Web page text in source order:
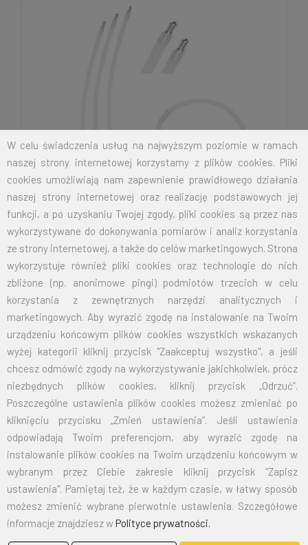
W celu świadczenia usług na najwyższym poziomie w ramach
naszej strony internetowej korzystamy z plików cookies. Pliki
cookies umożliwiają nam zapewnienie prawidłowego działania
naszej strony internetowej oraz realizację podstawowych jej
funkcji, a po uzyskaniu Twojej zgody, pliki cookies są przez nas
wykorzystywane do dokonywania pomiarów i analiz korzystania
ze strony internetowej, a także do celów marketingowych. Strona
wykorzystuje również pliki cookies oraz technologie do nich
zbliżone (np. anonimowe pingi) podmiotów trzecich w celu
korzystania z zewnętrznych narzędzi analitycznych i
marketingowych. Aby wyrazić zgodę na instalowanie na Twoim
urządzeniu końcowym plików cookies wszystkich wskazanych
wyżej kategorii kliknij przycisk "Zaakceptuj wszystko", a jeśli
chcesz odmówić zgody na wykorzystywanie jakichkolwiek, prócz
niezbędnych plików cookies, kliknij przycisk „Odrzuć”.
Poszczególne ustawienia plików cookies możesz zmieniać po
kliknięciu przycisku „Zmień ustawienia”. Jeśli ustawienia
odpowiadają Twoim preferencjom, aby wyrazić zgodę na
instalowanie plików cookies na Twoim urządzeniu końcowym w
wybranym przez Ciebie zakresie kliknij przycisk "Zapisz
ustawienia". Pamiętaj też, że w każdym czasie, w łatwy sposób
możesz zmienić wybrane pierwotnie ustawienia. Szczegółowe
informacje znajdziesz wPolityce prywatności.